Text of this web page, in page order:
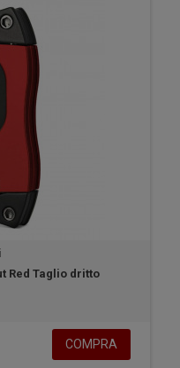
Red Taglio dritto
COMPRA